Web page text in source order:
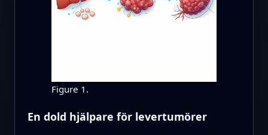
Figure 1.
En dold hjälpare för levertumörer